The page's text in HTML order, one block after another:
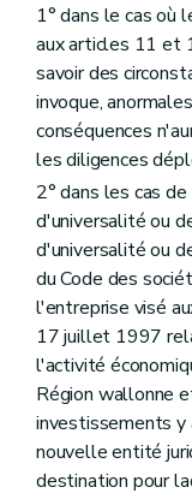
1° dans le cas où
aux articles 11 et
savoir des
invoque,
conséquences
les diligences
2° dans les cas
d'universalité ou
d'universalité ou
du Code des
l'entreprise visé
17 juillet 1997
l'activité
Région wallonne
investissements
nouvelle entité
destination pour